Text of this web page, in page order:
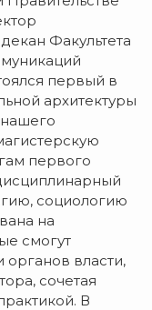
Факультета
первый в
архитектуры
первого
социологию
на
смогут
органов власти,
сочетая
В